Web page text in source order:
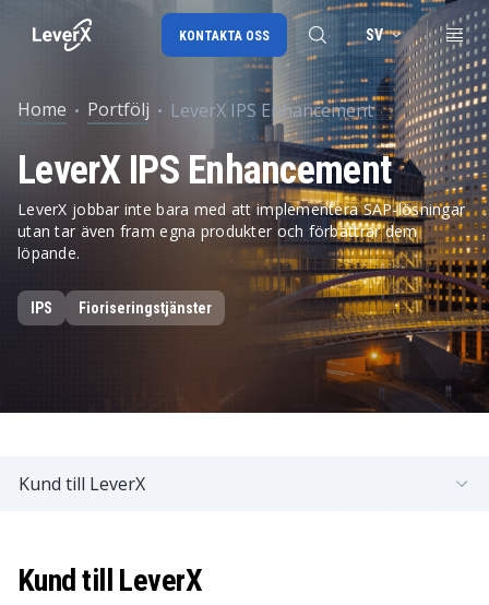
SAP-konsulttjänster
SAP Ariba
SAP EWM
SV
KONTAKTA OSS
Home Portfölj LeverX IPS Enhancement
LeverX IPS Enhancement
LeverX jobbar inte bara med att implementera SAP-lösningar
utan tar även fram egna produkter och förbättrar dem
löpande.
IPS Fioriseringstjänster
Kund till LeverX
Kund till LeverX